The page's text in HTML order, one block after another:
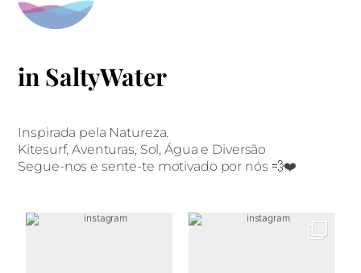
in SaltyWater
Inspirada pela Natureza.
Kitesurf, Aventuras, Sol, Água e Diversão
Segue-nos e sente-te motivado por nós 💨❤️